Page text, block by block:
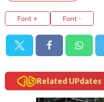
Font + Font -
Related UPdates